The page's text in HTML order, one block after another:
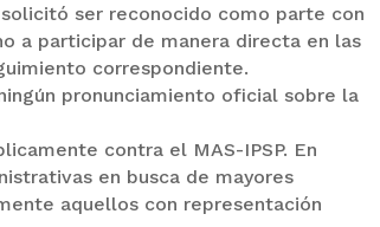
ser reconocido como parte con
a participar de manera directa en las
correspondiente.
pronunciamiento oficial sobre la
contra el MAS-IPSP. En
en busca de mayores
aquellos con representación